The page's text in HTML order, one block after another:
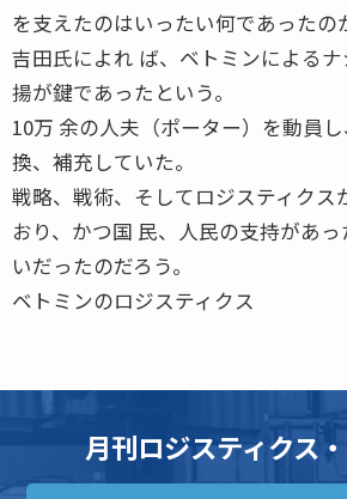
を支えたのはいったい何であったの
吉田氏によれ ば、ベトミンによる
揚が鍵であったという。
10万 余の人夫（ポーター）を動員
換、補充していた。
戦略、戦術、そしてロジスティクス
おり、かつ国 民、人民の支持があ
いだったのだろう。
ベトミンのロジスティクス
月刊ロジスティクス